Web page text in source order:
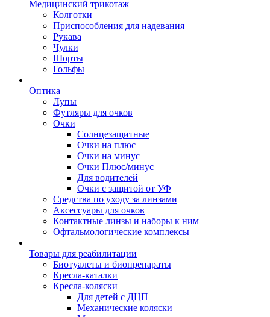
Медицинский трикотаж
Колготки
Приспособления для надевания
Рукава
Чулки
Шорты
Гольфы
Оптика
Лупы
Футляры для очков
Очки
Солнцезащитные
Очки на плюс
Очки на минус
Очки Плюс/минус
Для водителей
Очки с защитой от УФ
Средства по уходу за линзами
Аксессуары для очков
Контактные линзы и наборы к ним
Офтальмологические комплексы
Товары для реабилитации
Биотуалеты и биопрепараты
Кресла-каталки
Кресла-коляски
Для детей с ДЦП
Механические коляски